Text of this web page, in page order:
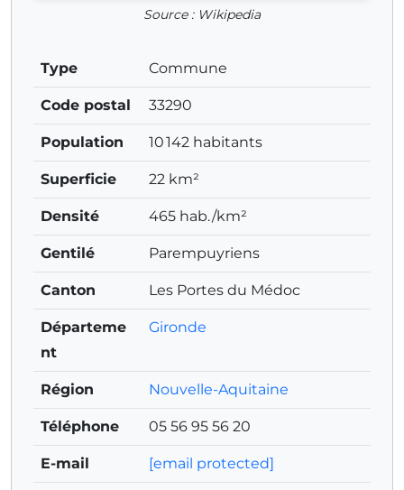
Source : Wikipedia
Type Commune
Code postal 33290
Population 10 142 habitants
Superficie 22 km²
Densité 465 hab./km²
Gentilé Parempuyriens
Canton Les Portes du Médoc
Départeme
nt
Gironde
Région Nouvelle-Aquitaine
Téléphone 05 56 95 56 20
E-mail [email protected]